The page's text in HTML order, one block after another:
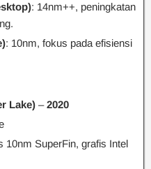
: 14nm++, peningkatan
: 10nm, fokus pada efisiensi
Lake) –2020
10nm SuperFin, grafis Intel